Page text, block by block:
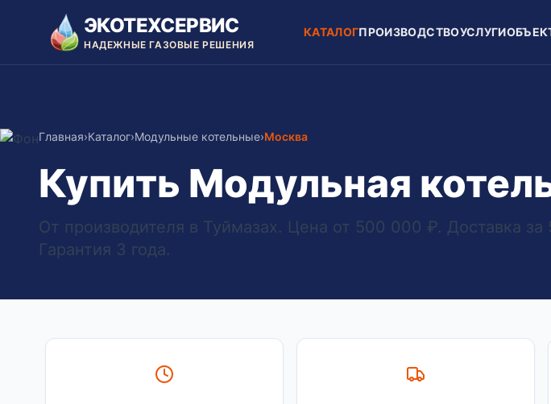
ЭКОТЕХСЕРВИС
НАДЕЖНЫЕ ГАЗОВЫЕ РЕШЕНИЯ
КАТАЛОГПРОИЗВОДСТВОУСЛУГИ
Главная›Каталог›Модульные котельные›Москва
Купить Модульная
От производителя в Туймазах. Цена от 500 000 ₽. Доставка за
Гарантия 3 года.